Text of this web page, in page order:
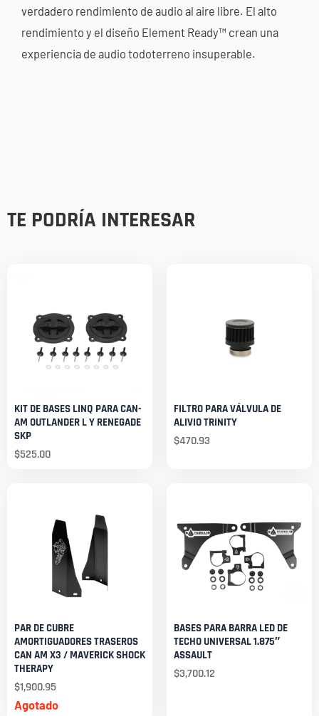
verdadero rendimiento de audio al aire libre. El alto
rendimiento y el diseño Element Ready™ crean una
experiencia de audio todoterreno insuperable.
TE PODRÍA INTERESAR
KIT DE BASES LINQ PARA CAN-
AM OUTLANDER L Y RENEGADE
SKP
$525.00
FILTRO PARA VÁLVULA DE
ALIVIO TRINITY
$470.93
Agotado
PAR DE CUBRE
AMORTIGUADORES TRASEROS
CAN AM X3 / MAVERICK SHOCK
THERAPY
$1,900.95
BASES PARA BARRA LED DE
TECHO UNIVERSAL 1.875″
ASSAULT
$3,700.12